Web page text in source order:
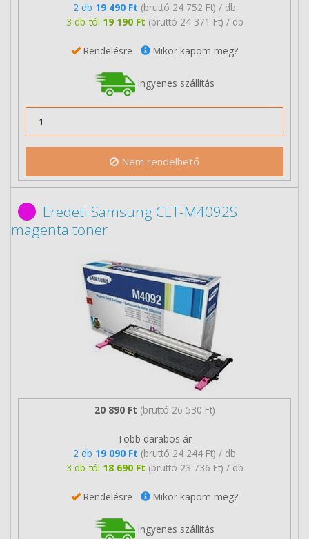
2 db 19 490 Ft (bruttó 24 752 Ft) / db
3 db-tól 19 190 Ft (bruttó 24 371 Ft) / db
Rendelésre Mikor kapom meg?
Ingyenes szállítás
Nem rendelhető
Eredeti Samsung CLT-M4092S
magenta toner
20 890 Ft (bruttó 26 530 Ft)
Több darabos ár
2 db 19 090 Ft (bruttó 24 244 Ft) / db
3 db-tól 18 690 Ft (bruttó 23 736 Ft) / db
Rendelésre Mikor kapom meg?
Ingyenes szállítás